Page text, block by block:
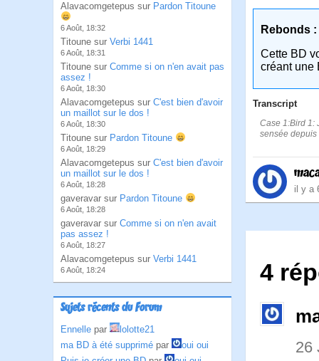
Alavacomgetepus sur Pardon Titoune
6 Août, 18:32
Titoune sur Verbi 1441
6 Août, 18:31
Titoune sur Comme si on n'en avait pas
assez !
6 Août, 18:30
Alavacomgetepus sur C'est bien d'avoir
un maillot sur le dos !
6 Août, 18:30
Titoune sur Pardon Titoune
6 Août, 18:29
Alavacomgetepus sur C'est bien d'avoir
un maillot sur le dos !
6 Août, 18:28
gaveravar sur Pardon Titoune
6 Août, 18:28
gaveravar sur Comme si on n'en avait
pas assez !
6 Août, 18:27
Alavacomgetepus sur Verbi 1441
6 Août, 18:24
Sujets récents du Forum
Ennelle par
lolotte21
ma BD à été supprimé par
oui oui
Rebonds :
Cette BD
créant une
Transcript
Case 1:Bird 1:
sensée depuis
il y a
4
26